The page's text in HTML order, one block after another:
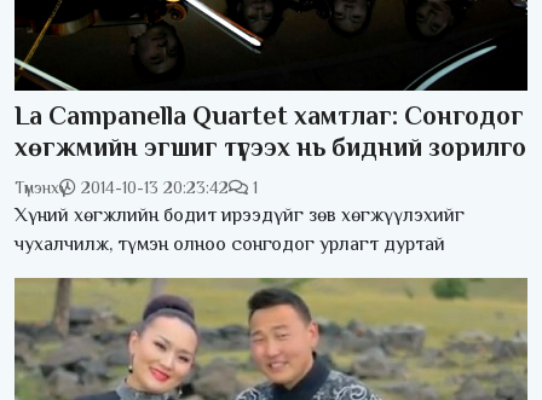
La Campanella Quartet хамтлаг: Сонгодог
хөгжмийн эгшиг түгээх нь бидний зорилго
Түмэнхүү 2014-10-13 20:23:42 1
Хүний хөгжлийн бодит ирээдүйг зөв хөгжүүлэхийг
чухалчилж, түмэн олноо сонгодог урлагт дуртай